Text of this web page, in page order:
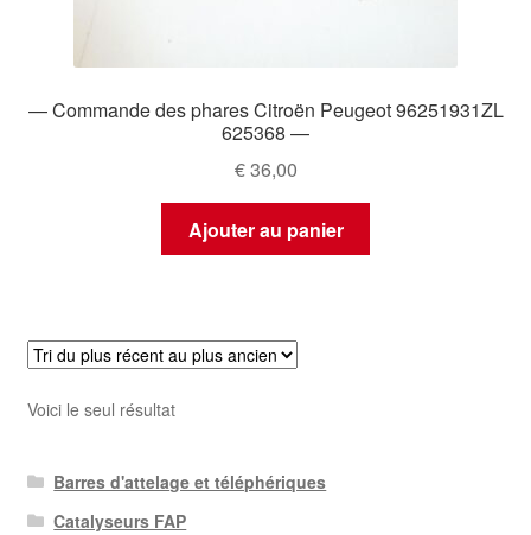
— Commande des phares Citroën Peugeot 96251931ZL
625368 —
€36,00
Ajouter au panier
Voici le seul résultat
Barres d'attelage et téléphériques
Catalyseurs FAP